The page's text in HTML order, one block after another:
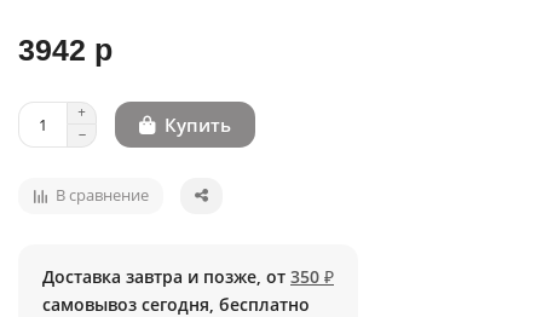
3942 р
Купить
В сравнение
Доставка завтра и позже, от 350 ₽
самовывоз сегодня, бесплатно